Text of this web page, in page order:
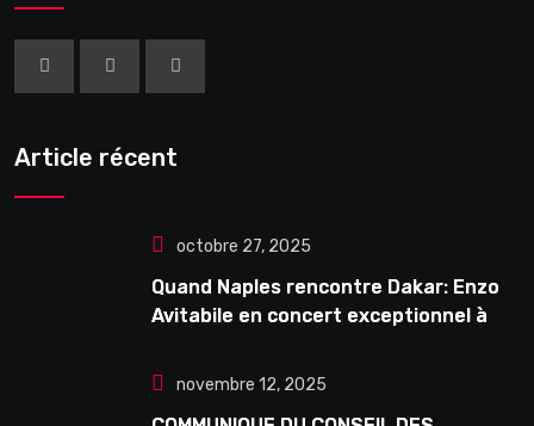
Article récent
octobre 27, 2025
Quand Naples rencontre Dakar: Enzo
Avitabile en concert exceptionnel à
novembre 12, 2025